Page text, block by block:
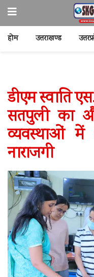
होम उत्तराखण्ड
डीएम स्वाति
सतपुली का
व्यवस्थाओं में
नाराजगी